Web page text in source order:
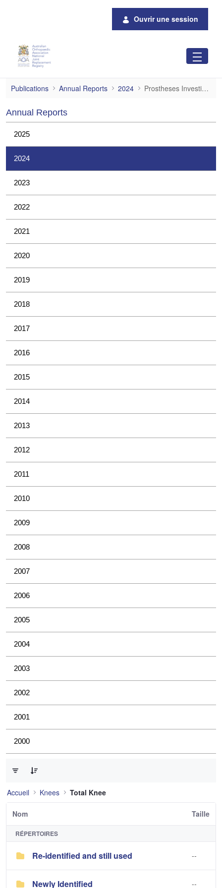
Ouvrir une session
Prostheses Investigations
Publications Annual Reports 2024 Prostheses Investigations
Annual Reports
2025
2024
2023
2022
2021
2020
2019
2018
2017
2016
2015
2014
2013
2012
2011
2010
2009
2008
2007
2006
2005
2004
2003
2002
2001
2000
Accueil Knees Total Knee
Nom Taille
RÉPERTOIRES
Re-identified and still used --
Newly Identified --